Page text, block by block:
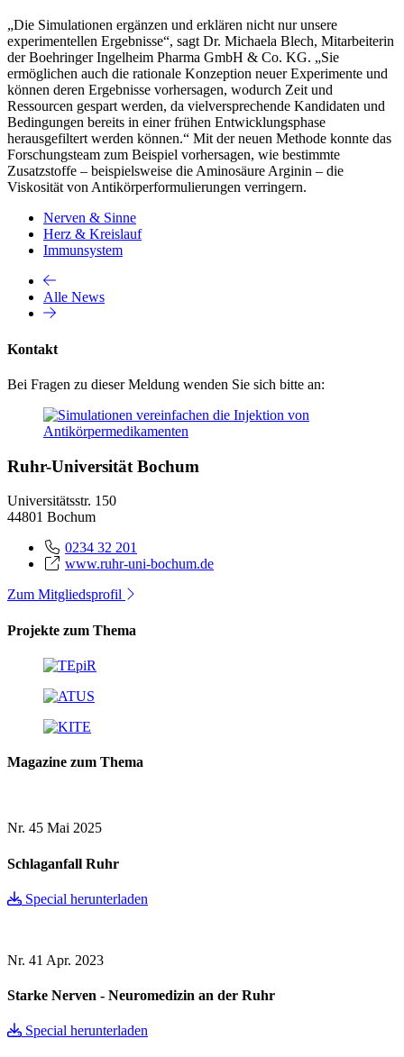
„Die Simulationen ergänzen und erklären nicht nur unsere
experimentellen Ergebnisse“, sagt Dr. Michaela Blech, Mitarbeiterin
der Boehringer Ingelheim Pharma GmbH & Co. KG. „Sie
ermöglichen auch die rationale Konzeption neuer Experimente und
können deren Ergebnisse vorhersagen, wodurch Zeit und
Ressourcen gespart werden, da vielversprechende Kandidaten und
Bedingungen bereits in einer frühen Entwicklungsphase
herausgefiltert werden können.“ Mit der neuen Methode konnte das
Forschungsteam zum Beispiel vorhersagen, wie bestimmte
Zusatzstoffe – beispielsweise die Aminosäure Arginin – die
Viskosität von Antikörperformulierungen verringern.
Nerven & Sinne
Herz & Kreislauf
Immunsystem
Alle News
Kontakt
Bei Fragen zu dieser Meldung wenden Sie sich bitte an:
Ruhr-Universität Bochum
Universitätsstr. 150
44801 Bochum
0234 32 201
www.ruhr-uni-bochum.de
Zum Mitgliedsprofil
Projekte zum Thema
Magazine zum Thema
Nr. 45 Mai 2025
Schlaganfall Ruhr
Special herunterladen
Nr. 41 Apr. 2023
Starke Nerven - Neuromedizin an der Ruhr
Special herunterladen